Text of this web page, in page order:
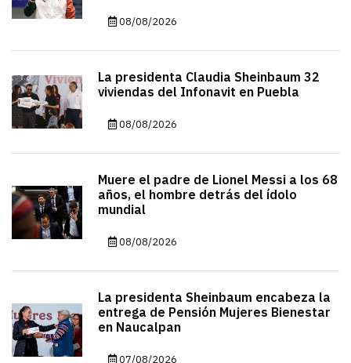
08/08/2026
La presidenta Claudia Sheinbaum 32
viviendas del Infonavit en Puebla
08/08/2026
Muere el padre de Lionel Messi a los 68
años, el hombre detrás del ídolo
mundial
08/08/2026
La presidenta Sheinbaum encabeza la
entrega de Pensión Mujeres Bienestar
en Naucalpan
07/08/2026